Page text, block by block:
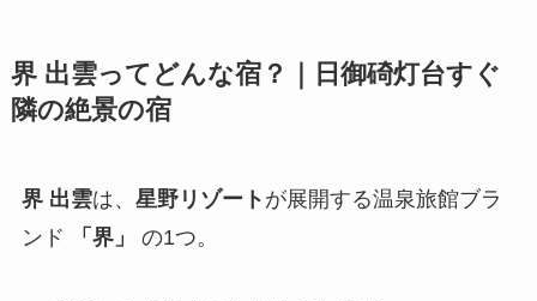
界 出雲ってどんな宿？｜日御碕灯台すぐ
隣の絶景の宿
界 出雲は、 星野リゾート が展開する温泉旅館ブラ
ンド
「界」 の1つ。